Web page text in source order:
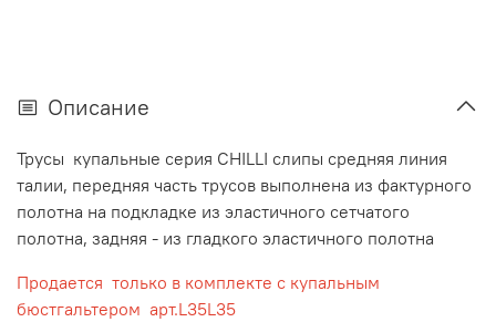
Описание
Трусы купальные серия CHILLI слипы средняя линия
талии, передняя часть трусов выполнена из фактурного
полотна на подкладке из эластичного сетчатого
полотна, задняя - из гладкого эластичного полотна
Продается только в комплекте с купальным
бюстгальтером арт.L35L35